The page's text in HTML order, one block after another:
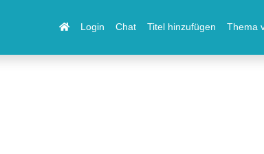
Login Chat Titel hinzufügen Thema